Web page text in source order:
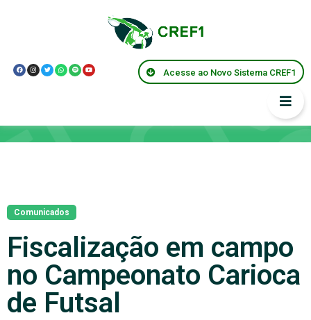
Acesse ao Novo Sistema CREF1
Comunicados
Fiscalização em campo
no Campeonato Carioca
de Futsal